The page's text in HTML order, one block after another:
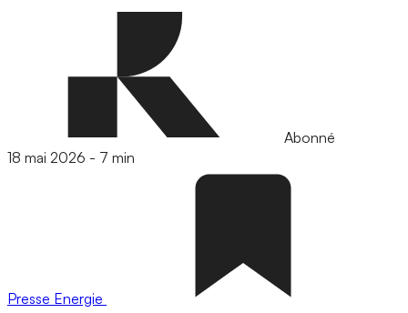
Abonné
18 mai 2026 - 7 min
Presse Energie